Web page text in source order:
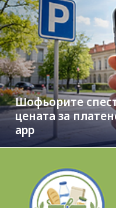
Шофьорите
цената за
app